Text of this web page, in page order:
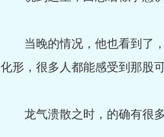
当晚的情况，他也看到了，
化形，很多人都能感受到那股
龙气溃散之时，的确有很多